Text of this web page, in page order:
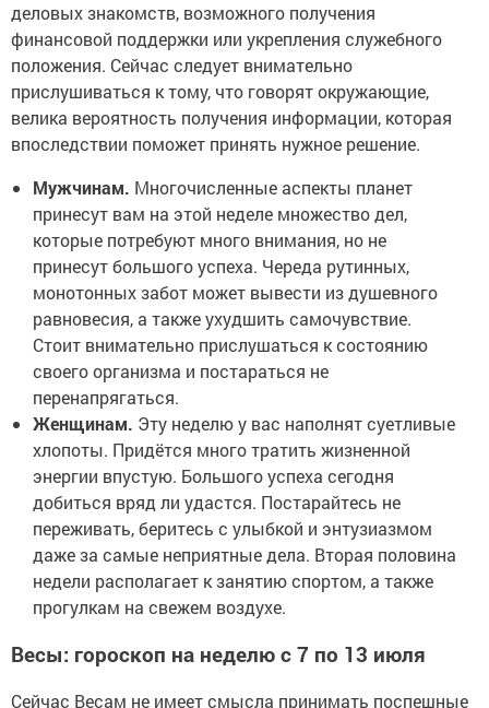
деловых знакомств, возможного получения
финансовой поддержки или укрепления служебного
положения. Сейчас следует внимательно
прислушиваться к тому, что говорят окружающие,
велика вероятность получения информации, которая
впоследствии поможет принять нужное решение.
Мужчинам. Многочисленные аспекты планет
принесут вам на этой неделе множество дел,
которые потребуют много внимания, но не
принесут большого успеха. Череда рутинных,
монотонных забот может вывести из душевного
равновесия, а также ухудшить самочувствие.
Стоит внимательно прислушаться к состоянию
своего организма и постараться не
перенапрягаться.
Женщинам. Эту неделю у вас наполнят суетливые
хлопоты. Придётся много тратить жизненной
энергии впустую. Большого успеха сегодня
добиться вряд ли удастся. Постарайтесь не
переживать, беритесь с улыбкой и энтузиазмом
даже за самые неприятные дела. Вторая половина
недели располагает к занятию спортом, а также
прогулкам на свежем воздухе.
Весы: гороскоп на неделю с 7 по 13 июля
Сейчас Весам не имеет смысла принимать поспешные